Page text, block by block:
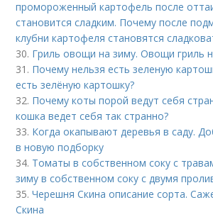
промороженный картофель после
становится сладким. Почему после
клубни картофеля становятся
30. Гриль овощи на зиму. Овощи гриль
31. Почему нельзя есть зеленую
есть зелёную картошку?
32. Почему коты порой ведут себя
кошка ведет себя так странно?
33. Когда окапывают деревья в саду.
в новую подборку
34. Томаты в собственном соку с
зиму в собственном соку с двумя
35.Черешня Скина описание сорта.
Скина